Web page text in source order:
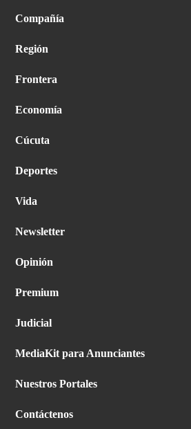
Compañía
Región
Frontera
Economía
Cúcuta
Deportes
Vida
Newsletter
Opinión
Premium
Judicial
MediaKit para Anunciantes
Nuestros Portales
Contáctenos